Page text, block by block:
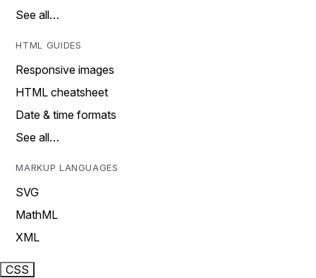
See all…
HTML GUIDES
Responsive images
HTML cheatsheet
Date & time formats
See all…
MARKUP LANGUAGES
SVG
MathML
XML
CSS